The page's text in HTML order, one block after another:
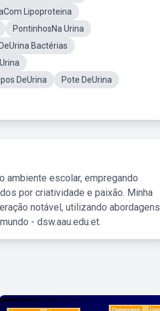
Lipoproteina
PontinhosNa Urina
Bactérias
DeUrina
Pote DeUrina
ambiente escolar, empregando
por criatividade e paixão. Minha
notável, utilizando abordagens
- dsw.aau.edu.et.